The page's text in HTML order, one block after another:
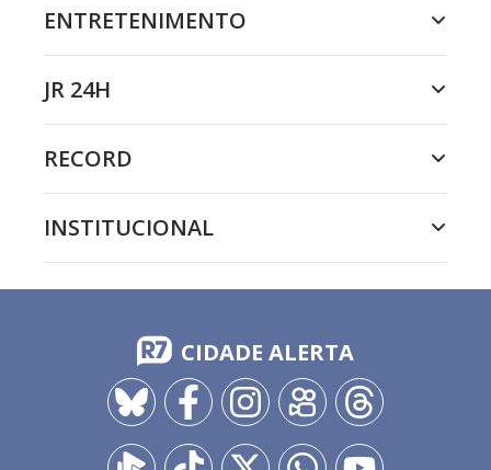
ENTRETENIMENTO
JR 24H
RECORD
INSTITUCIONAL
CIDADE ALERTA